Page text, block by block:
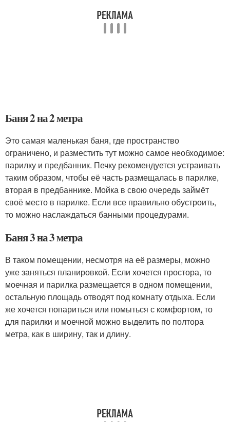
Баня 2 на 2 метра
Это самая маленькая баня, где пространство
ограничено, и разместить тут можно самое необходимое:
парилку и предбанник. Печку рекомендуется устраивать
таким образом, чтобы её часть размещалась в парилке,
вторая в предбаннике. Мойка в свою очередь займёт
своё место в парилке. Если все правильно обустроить,
то можно наслаждаться банными процедурами.
Баня 3 на 3 метра
В таком помещении, несмотря на её размеры, можно
уже заняться планировкой. Если хочется простора, то
моечная и парилка размещается в одном помещении,
остальную площадь отводят под комнату отдыха. Если
же хочется попариться или помыться с комфортом, то
для парилки и моечной можно выделить по полтора
метра, как в ширину, так и длину.